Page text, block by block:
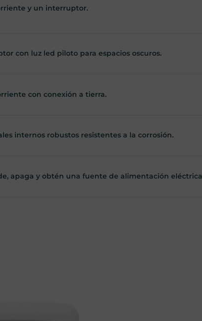
y un interruptor.
con luz led piloto para espacios oscuros.
con conexión a tierra.
internos robustos resistentes a la corrosión.
apaga y obtén una fuente de alimentación